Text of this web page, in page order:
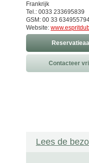
Frankrijk
Tel.: 0033 233695839
GSM: 00 33
Website:
Contacteer
Lees de